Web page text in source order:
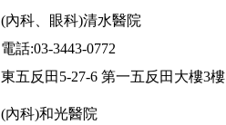
(內科、眼科)清水醫院
電話:03-3443-0772
東五反田5-27-6 第一五反田大樓3樓
(內科)和光醫院